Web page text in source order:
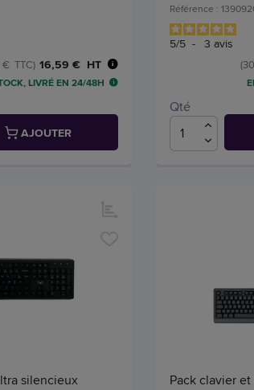
16,59 € HT
€ TTC)
LIVRÉ EN 24/48H
AJOUTER
Référence :
5/5 - 3 avis
Qté
silencieux Pack clavier